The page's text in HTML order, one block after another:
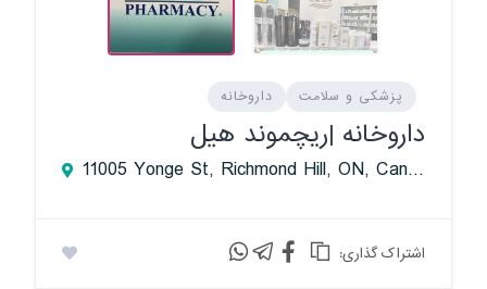
پزشکی و سلامت داروخانه
داروخانه |ریچموند هیل
11005 Yonge St, Richmond Hill, ON, Canada
:اشتراک گذاری